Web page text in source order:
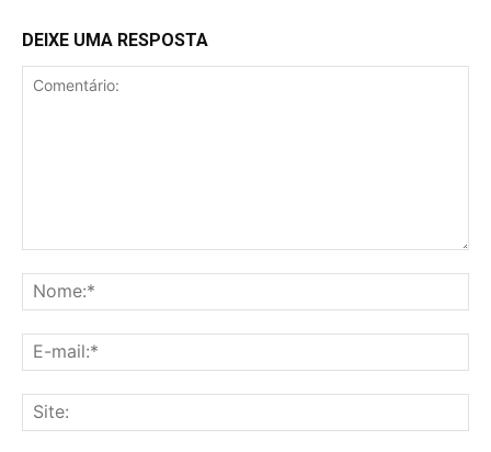
DEIXE UMA RESPOSTA